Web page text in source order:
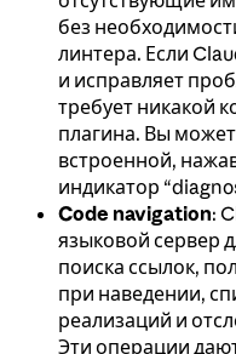
без
линтера. Если
и исправляет
требует никакой
плагина. Вы
встроенной,
индикатор
Code navigation:
языковой сервер
поиска ссылок,
при наведении,
реализаций и
Эти операции